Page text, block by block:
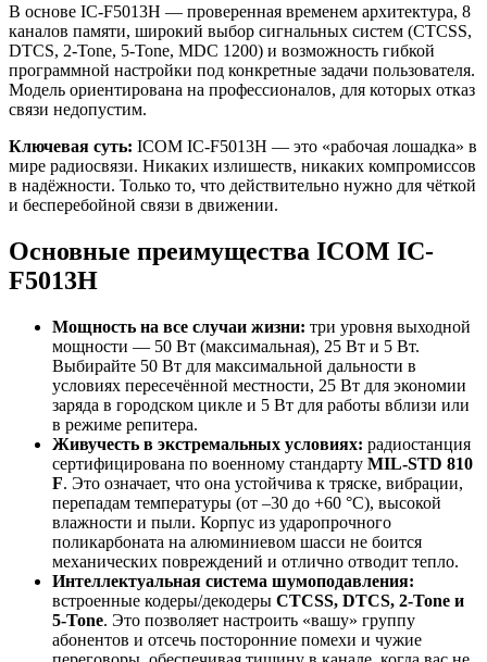
В основе IC-F5013H — проверенная временем архитектура, 8
каналов памяти, широкий выбор сигнальных систем (CTCSS,
DTCS, 2-Tone, 5-Tone, MDC 1200) и возможность гибкой
программной настройки под конкретные задачи пользователя.
Модель ориентирована на профессионалов, для которых отказ
связи недопустим.
Ключевая суть: ICOM IC-F5013H — это «рабочая лошадка» в
мире радиосвязи. Никаких излишеств, никаких компромиссов
в надёжности. Только то, что действительно нужно для чёткой
и бесперебойной связи в движении.
Основные преимущества ICOM IC-
F5013H
Мощность на все случаи жизни: три уровня выходной
мощности — 50 Вт (максимальная), 25 Вт и 5 Вт.
Выбирайте 50 Вт для максимальной дальности в
условиях пересечённой местности, 25 Вт для экономии
заряда в городском цикле и 5 Вт для работы вблизи или
в режиме репитера.
Живучесть в экстремальных условиях: радиостанция
сертифицирована по военному стандарту MIL-STD 810
F. Это означает, что она устойчива к тряске, вибрации,
перепадам температуры (от –30 до +60 °C), высокой
влажности и пыли. Корпус из ударопрочного
поликарбоната на алюминиевом шасси не боится
механических повреждений и отлично отводит тепло.
Интеллектуальная система шумоподавления:
встроенные кодеры/декодеры CTCSS, DTCS, 2-Tone и
5-Tone. Это позволяет настроить «вашу» группу
абонентов и отсечь посторонние помехи и чужие